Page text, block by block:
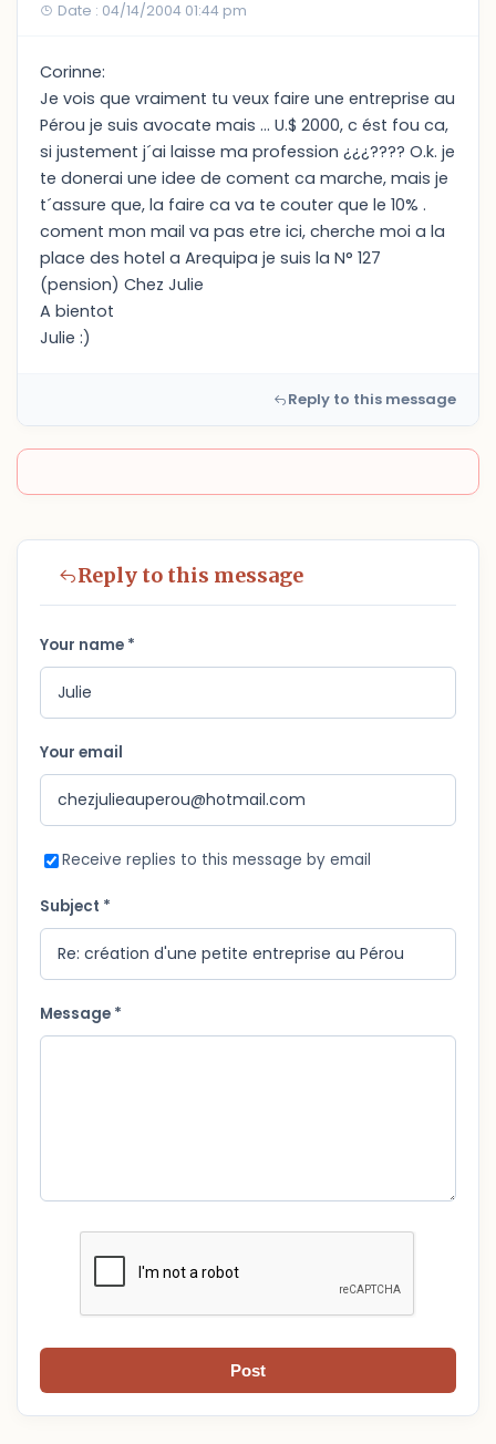
Date : 04/14/2004 01:44 pm
Corinne:
Je vois que vraiment tu veux faire une entreprise au
Pérou je suis avocate mais ... U.$ 2000, c ést fou ca,
si justement j´ai laisse ma profession ¿¿¿???? O.k. je
te donerai une idee de coment ca marche, mais je
t´assure que, la faire ca va te couter que le 10% .
coment mon mail va pas etre ici, cherche moi a la
place des hotel a Arequipa je suis la N° 127
(pension) Chez Julie
A bientot
Julie :)
Reply to this message
Reply to this message
Your name *
Your email
Receive replies to this message by email
Subject *
Message *
Post